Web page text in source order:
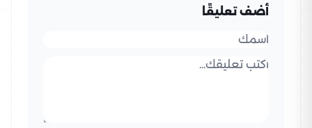
أضف تعليقًا